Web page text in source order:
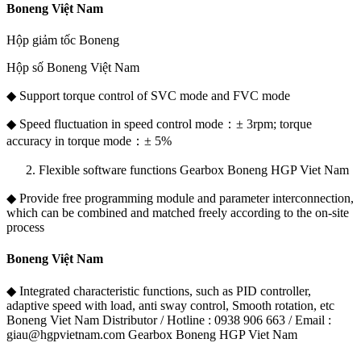
Boneng Việt Nam
Hộp giảm tốc Boneng
Hộp số Boneng Việt Nam
◆ Support torque control of SVC mode and FVC mode
◆ Speed fluctuation in speed control mode：± 3rpm; torque
accuracy in torque mode：± 5%
Flexible software functions Gearbox Boneng HGP Viet Nam
◆ Provide free programming module and parameter interconnection,
which can be combined and matched freely according to the on-site
process
Boneng Việt Nam
◆ Integrated characteristic functions, such as PID controller,
adaptive speed with load, anti sway control, Smooth rotation, etc
Boneng Viet Nam Distributor / Hotline : 0938 906 663 / Email :
giau@hgpvietnam.com Gearbox Boneng HGP Viet Nam